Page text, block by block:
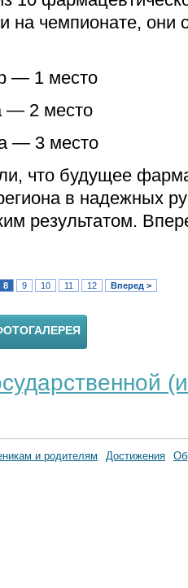
на чемпионате, они
— 1 место
— 2 место
— 3 место
что будущее
в надежных
результатом.
8 9 10 11 12 Вперед >
и родителям Достижения